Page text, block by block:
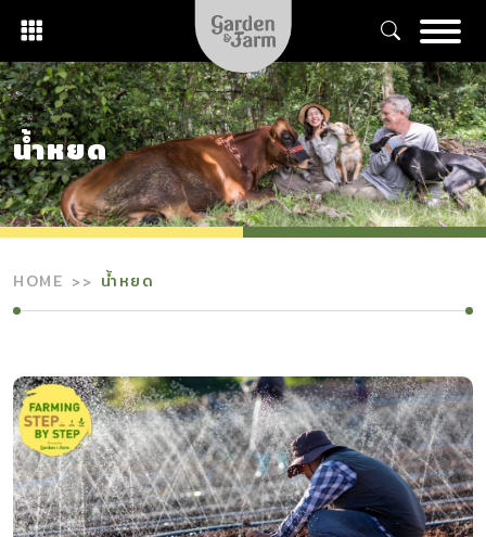
content
น้ำหยด
HOME น้ำหยด